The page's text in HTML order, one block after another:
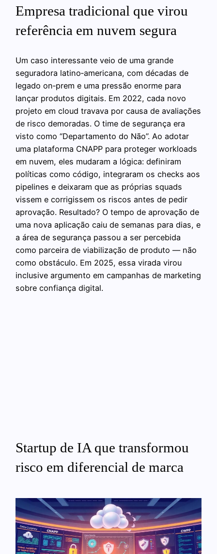
Empresa tradicional que virou
referência em nuvem segura
Um caso interessante veio de uma grande
seguradora latino‑americana, com décadas de
legado on‑prem e uma pressão enorme para
lançar produtos digitais. Em 2022, cada novo
projeto em cloud travava por causa de avaliações
de risco demoradas. O time de segurança era
visto como “Departamento do Não”. Ao adotar
uma plataforma CNAPP para proteger workloads
em nuvem, eles mudaram a lógica: definiram
políticas como código, integraram os checks aos
pipelines e deixaram que as próprias squads
vissem e corrigissem os riscos antes de pedir
aprovação. Resultado? O tempo de aprovação de
uma nova aplicação caiu de semanas para dias, e
a área de segurança passou a ser percebida
como parceira de viabilização de produto — não
como obstáculo. Em 2025, essa virada virou
inclusive argumento em campanhas de marketing
sobre confiança digital.
Startup de IA que transformou
risco em diferencial de marca